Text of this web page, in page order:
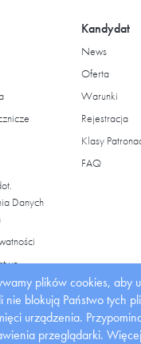
Danych
Kandydat
News
Oferta
Warunki
Rejestracja
Klasy
FAQ
plików cookies, aby
nie blokują Państwo tych
urządzenia.
przeglądarki.